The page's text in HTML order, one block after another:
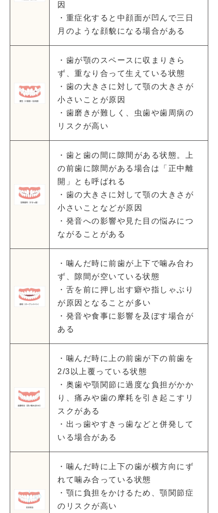
因
・重症化すると中顔面が凹んで三日
月のような顔貌になる場合がある
・歯が顎のスペースに収まりきら
ず、重なり合って生えている状態
・歯の大きさに対して顎の大きさが
小さいことが原因
・歯磨きが難しく、虫歯や歯周病の
リスクが高い
・歯と歯の間に隙間がある状態。上
の前歯に隙間がある場合は「正中離
開」とも呼ばれる
・歯の大きさに対して顎の大きさが
小さいことなどが原因
・発音への影響や見た目の悩みにつ
ながることがある
・噛んだ時に前歯が上下で噛み合わ
ず、隙間が空いている状態
・舌を前に押し出す癖や指しゃぶり
が原因となることが多い
・発音や食事に影響を及ぼす場合が
ある
・噛んだ時に上の前歯が下の前歯を
2/3以上覆っている状態
・奥歯や顎関節に過度な負担がかか
り、痛みや歯の摩耗を引き起こすリ
スクがある
・出っ歯やすきっ歯などと併発して
いる場合がある
・噛んだ時に上下の歯が横方向にず
れて噛み合っている状態
・顎に負担をかけるため、顎関節症
のリスクが高い